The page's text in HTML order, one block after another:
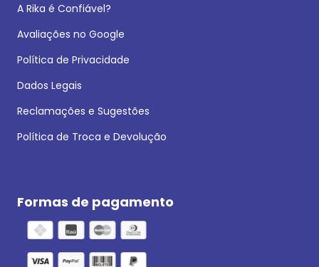
A Rika é Confiável?
Avaliações no Google
Política de Privacidade
Dados Legais
Reclamações e Sugestões
Política de Troca e Devolução
Formas de pagamento